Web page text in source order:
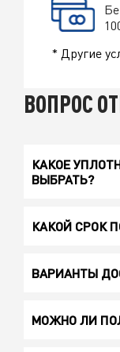
* Другие
ВОПРОС
КАКОЕ
ВЫБРАТЬ?
КАКОЙ СРОК
ВАРИАНТЫ
МОЖНО ЛИ